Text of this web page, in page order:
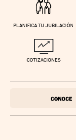
PLANIFICA TU JUBILACIÓN
COTIZACIONES